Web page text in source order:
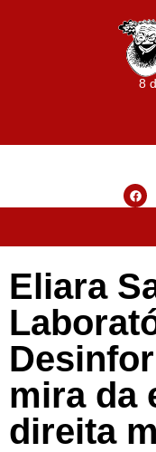
8
Eliara
mira da
direita